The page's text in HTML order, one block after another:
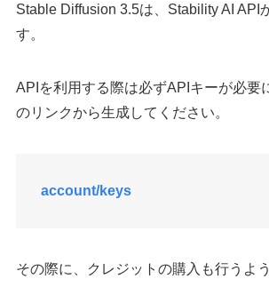
Stable Diffusion 3.5は、Stability AI API
す。
APIを利用する際は必ずAPIキーが必要
のリンクから生成してください。
account/keys
その際に、クレジットの購入も行うよ